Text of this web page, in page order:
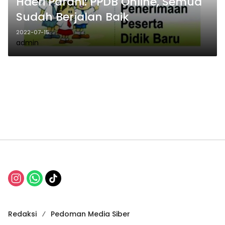
Sudah Berjalan Baik
2022-07-15
admin
Redaksi Pedoman Media Siber